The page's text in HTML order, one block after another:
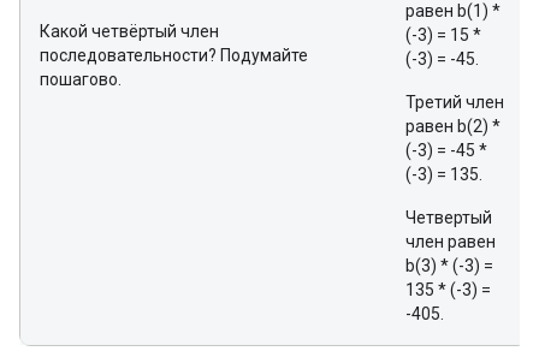
Какой четвёртый член
последовательности? Подумайте
пошагово.
равен b(1) *
(-3) = 15 *
(-3) = -45.
Третий член
равен b(2) *
(-3) = -45 *
(-3) = 135.
Четвертый
член равен
b(3) * (-3) =
135 * (-3) =
-405.